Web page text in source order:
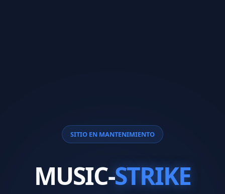
SITIO EN MANTENIMIENTO
MUSIC-STRIKE